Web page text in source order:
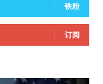
铁粉
订阅